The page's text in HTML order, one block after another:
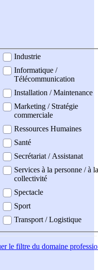
Industrie
Informatique /
Télécommunication
Installation / Maintenance
Marketing / Stratégie
commerciale
Ressources Humaines
Santé
Secrétariat / Assistanat
Services à la personne / à la
collectivité
Spectacle
Sport
Transport / Logistique
le filtre du domaine